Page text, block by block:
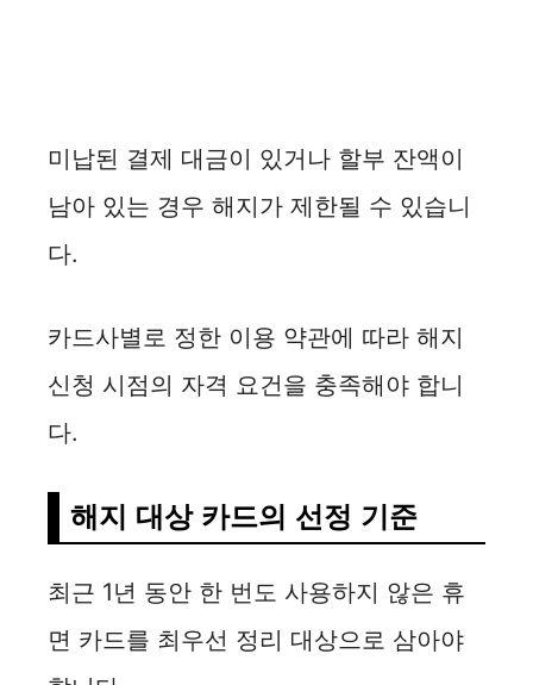
미납된 결제 대금이 있거나 할부 잔액이
남아 있는 경우 해지가 제한될 수 있습니
다.
카드사별로 정한 이용 약관에 따라 해지
신청 시점의 자격 요건을 충족해야 합니
다.
해지 대상 카드의 선정 기준
최근 1년 동안 한 번도 사용하지 않은 휴
면 카드를 최우선 정리 대상으로 삼아야